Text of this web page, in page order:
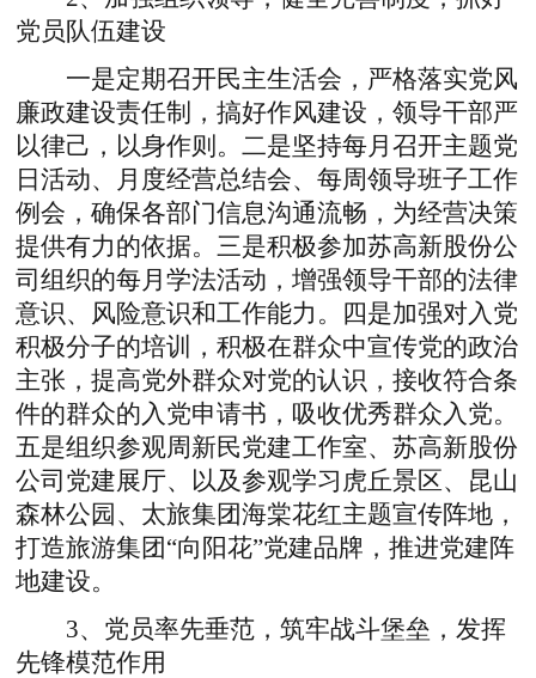
党员队伍建设
一是定期召开民主生活会，严格落实党风
廉政建设责任制，搞好作风建设，领导干部严
以律己，以身作则。二是坚持每月召开主题党
日活动、月度经营总结会、每周领导班子工作
例会，确保各部门信息沟通流畅，为经营决策
提供有力的依据。三是积极参加苏高新股份公
司组织的每月学法活动，增强领导干部的法律
意识、风险意识和工作能力。四是加强对入党
积极分子的培训，积极在群众中宣传党的政治
主张，提高党外群众对党的认识，接收符合条
件的群众的入党申请书，吸收优秀群众入党。
五是组织参观周新民党建工作室、苏高新股份
公司党建展厅、以及参观学习虎丘景区、昆山
森林公园、太旅集团海棠花红主题宣传阵地，
打造旅游集团“向阳花”党建品牌，推进党建阵
地建设。
3、党员率先垂范，筑牢战斗堡垒，发挥
先锋模范作用